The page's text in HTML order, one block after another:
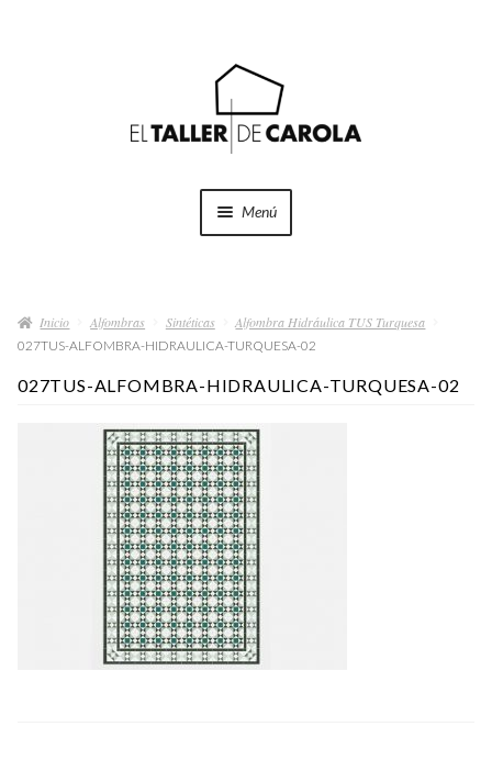
Menú
PROYECTOS
QUÉ HACEMOS
QUIÉNES SOMOS
CONTACTO
Inicio Alfombras Sintéticas Alfombra Hidráulica TUS Turquesa
027TUS-ALFOMBRA-HIDRAULICA-TURQUESA-02
027TUS-ALFOMBRA-HIDRAULICA-TURQUESA-02